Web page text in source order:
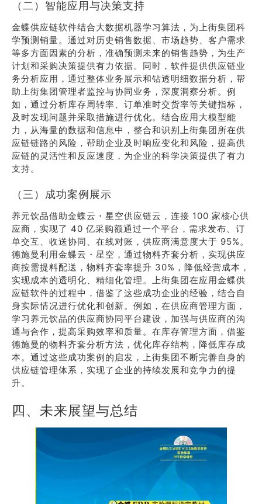
（二）智能应用与决策支持
金蝶供应链软件结合大数据机器学习算法，为上街集团科
学预测销量。通过对历史销售数据、市场趋势、客户需求
等多方面因素的分析，准确预测未来的销售趋势，为生产
计划和采购决策提供有力依据。同时，软件提供供应链业
务分析应用，通过整体业务展示和钻透明细数据分析，帮
助上街集团管理者监控与协同业务，深度洞察分析。例
如，通过分析库存周转率、订单准时交货率等关键指标，
及时发现问题并采取措施进行优化。结合应用大模型能
力，从海量的数据和信息中，整合和识别上街集团所在供
应链链路的风险，帮助企业及时响应变化和风险，提高供
应链的灵活性和反应速度，为企业的科学决策提供了有力
支持。
（三）成功案例展示
养元饮品借助金蝶云・星空供应链云，连接 100 家核心供
应商，实现了 40 亿采购额通过一个平台，需求发布、订
单交互、收送协同、在线对账，供应商满意度大于 95%。
德施曼利用金蝶云・星空，通过物料齐套分析，实现供应
商按需提料配送，物料齐套率提升 30%，降低经营成本，
实现成本的透明化、精细化管理。上街集团在应用金蝶供
应链软件的过程中，借鉴了这些成功企业的经验，结合自
身实际情况进行优化和创新。例如，在供应商管理方面，
学习养元饮品的供应商协同平台建设，加强与供应商的沟
通与合作，提高采购效率和质量。在库存管理方面，借鉴
德施曼的物料齐套分析方法，优化库存结构，降低库存成
本。通过这些成功案例的启发，上街集团不断完善自身的
供应链管理体系，实现了企业的持续发展和竞争力的提
升。
四、未来展望与总结